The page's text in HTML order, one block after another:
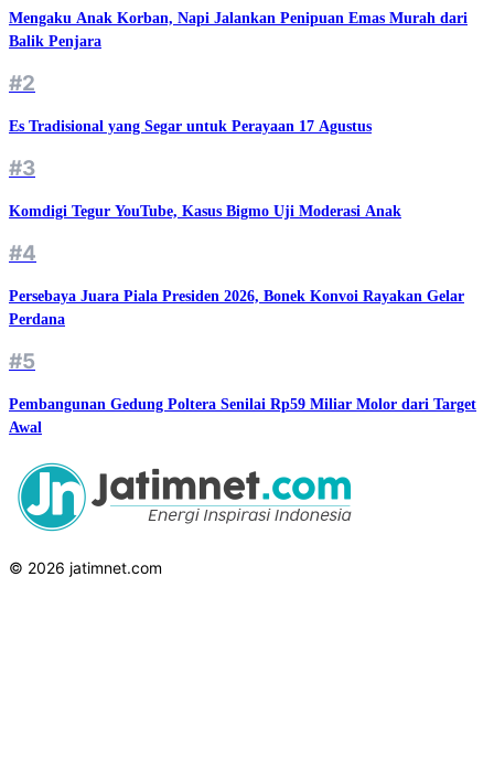
Mengaku Anak Korban, Napi Jalankan Penipuan Emas Murah dari
Balik Penjara
#2
Es Tradisional yang Segar untuk Perayaan 17 Agustus
#3
Komdigi Tegur YouTube, Kasus Bigmo Uji Moderasi Anak
#4
Persebaya Juara Piala Presiden 2026, Bonek Konvoi Rayakan Gelar
Perdana
#5
Pembangunan Gedung Poltera Senilai Rp59 Miliar Molor dari Target
Awal
© 2026 jatimnet.com